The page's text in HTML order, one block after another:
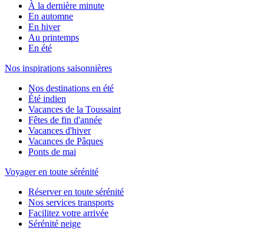
À la dernière minute
En automne
En hiver
Au printemps
En été
Nos inspirations saisonnières
Nos destinations en été
Été indien
Vacances de la Toussaint
Fêtes de fin d'année
Vacances d'hiver
Vacances de Pâques
Ponts de mai
Voyager en toute sérénité
Réserver en toute sérénité
Nos services transports
Facilitez votre arrivée
Sérénité neige